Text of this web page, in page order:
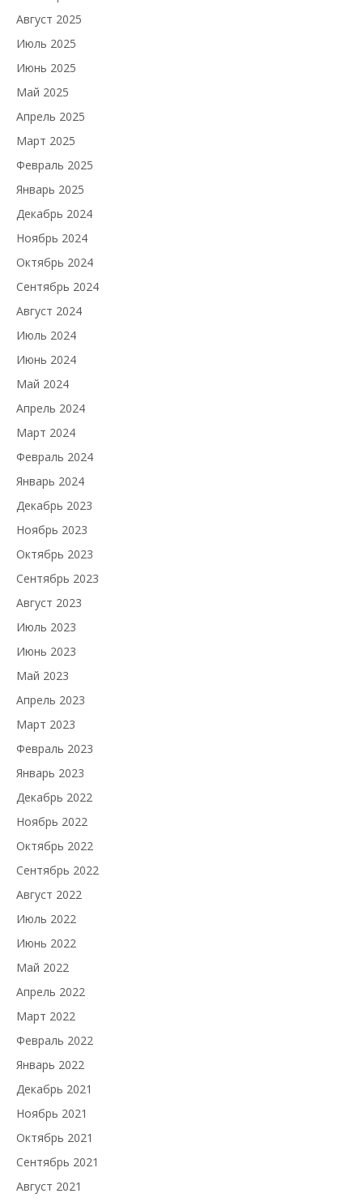
Август 2025
Июль 2025
Июнь 2025
Май 2025
Апрель 2025
Март 2025
Февраль 2025
Январь 2025
Декабрь 2024
Ноябрь 2024
Октябрь 2024
Сентябрь 2024
Август 2024
Июль 2024
Июнь 2024
Май 2024
Апрель 2024
Март 2024
Февраль 2024
Январь 2024
Декабрь 2023
Ноябрь 2023
Октябрь 2023
Сентябрь 2023
Август 2023
Июль 2023
Июнь 2023
Май 2023
Апрель 2023
Март 2023
Февраль 2023
Январь 2023
Декабрь 2022
Ноябрь 2022
Октябрь 2022
Сентябрь 2022
Август 2022
Июль 2022
Июнь 2022
Май 2022
Апрель 2022
Март 2022
Февраль 2022
Январь 2022
Декабрь 2021
Ноябрь 2021
Октябрь 2021
Сентябрь 2021
Август 2021